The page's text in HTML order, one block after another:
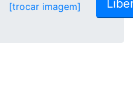
[trocar imagem]